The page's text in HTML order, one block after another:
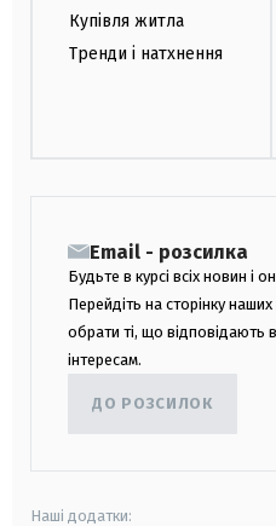
Купівля житла
Тренди і натхнення
Email - розсилка
Будьте в курсі всіх новин і
Перейдіть на сторінку
обрати ті, що відповідають
інтересам.
ДО РОЗСИЛОК
Наші додатки: